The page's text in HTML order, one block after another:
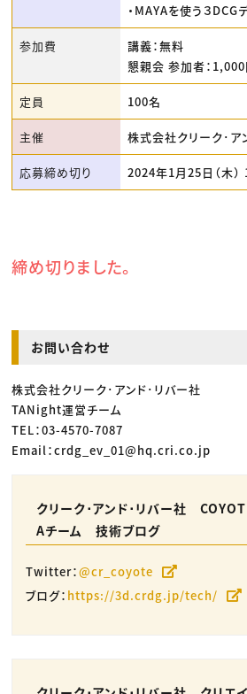
・MAYAを使う３DCG
参加費
講義：無料
懇親会 参加者：1,000
定員 100名
主催 株式会社クリーク･ア
応募締め切り 2024年1月25日（木）
締め切りました。
お問い合わせ
株式会社クリーク･アンド･リバー社
TANight運営チーム
TEL：03-4570-7087
Email：crdg_ev_01@hq.cri.co.jp
クリーク･アンド･リバー社
Aチーム 技術ブログ
Twitter：@cr_coyote
ブログ： https://3d.crdg.jp/tech/